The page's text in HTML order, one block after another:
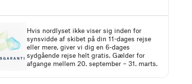
Hvis nordlyset ikke viser sig inden for
synsvidde af skibet på din 11-dages rejse
eller mere, giver vi dig en 6-dages
sydgående rejse helt gratis. Gælder for
afgange mellem 20. september – 31. marts.